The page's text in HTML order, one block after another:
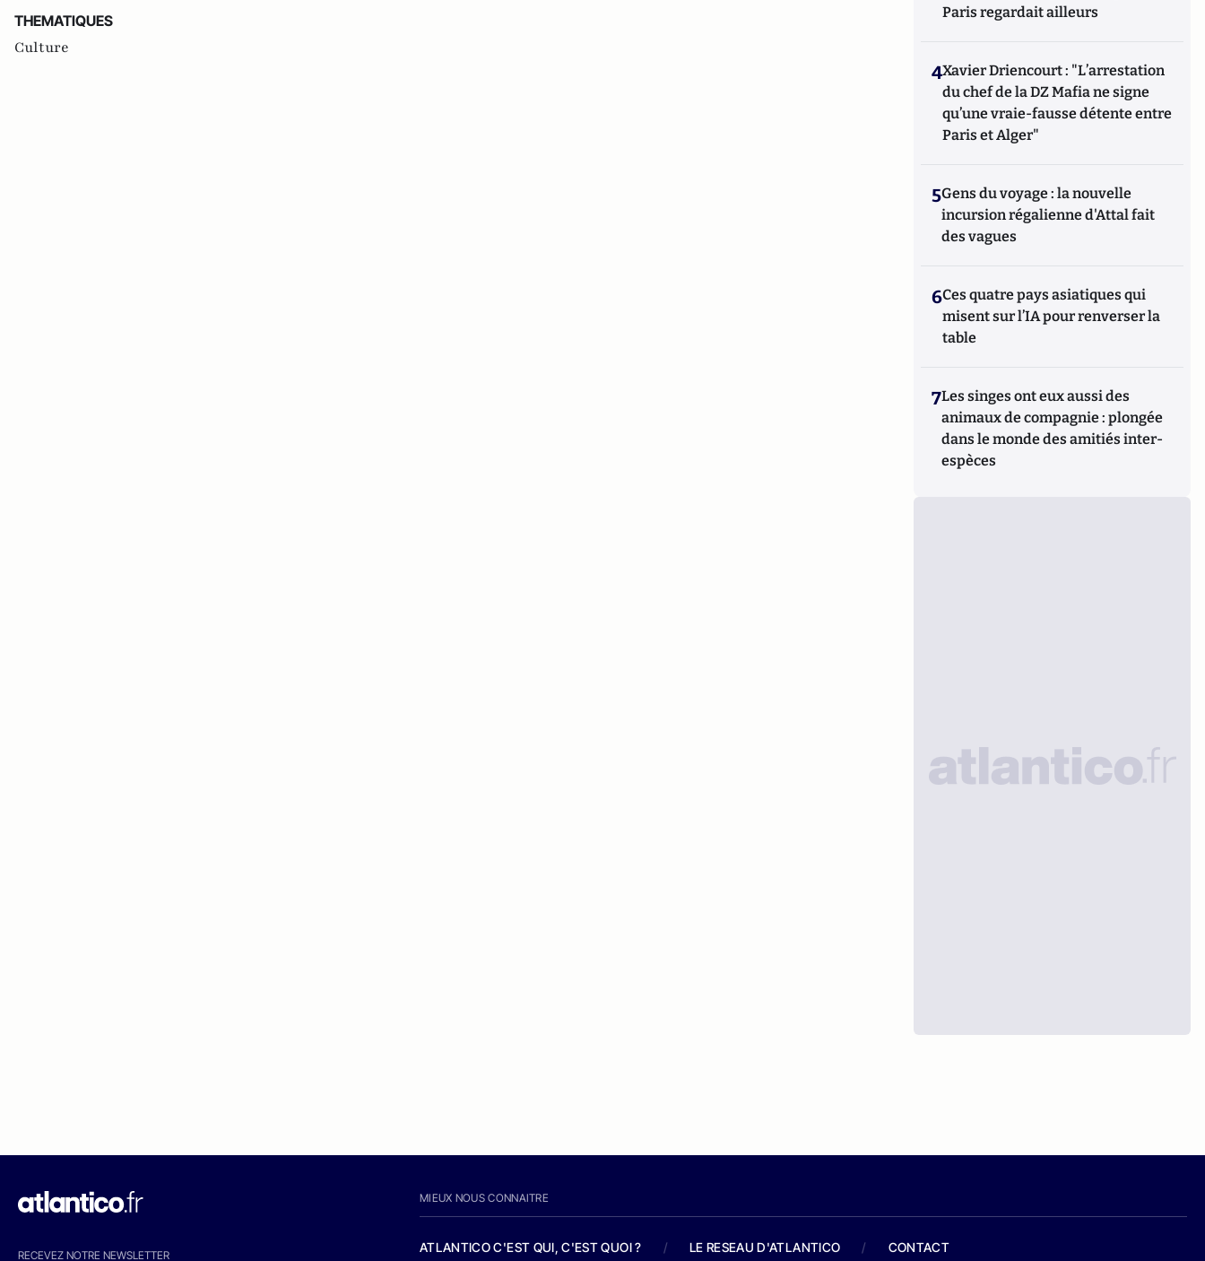
THEMATIQUES
Culture
Paris regardait ailleurs
4Xavier Driencourt : "L’arrestation
du chef de la DZ Mafia ne signe
qu’une vraie-fausse détente entre
Paris et Alger"
5Gens du voyage : la nouvelle
incursion régalienne d'Attal fait
des vagues
6Ces quatre pays asiatiques qui
misent sur l’IA pour renverser la
table
7Les singes ont eux aussi des
animaux de compagnie : plongée
dans le monde des amitiés inter-
espèces
RECEVEZ NOTRE NEWSLETTER
MIEUX NOUS CONNAITRE
ATLANTICO C'EST QUI, C'EST QUOI ? / LE RESEAU D'ATLANTICO / CONTACT